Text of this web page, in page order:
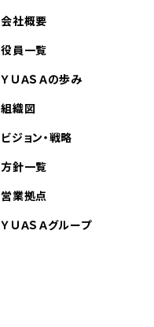
会社概要
役員一覧
ＹＵＡＳＡの歩み
組織図
ビジョン・戦略
方針一覧
営業拠点
ＹＵＡＳＡグループ